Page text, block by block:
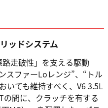
ッドシステム
走破性」を支える駆動
スファーLoレンジ”、“トル
いても維持すべく、V6 3.5L
間に、クラッチを有する